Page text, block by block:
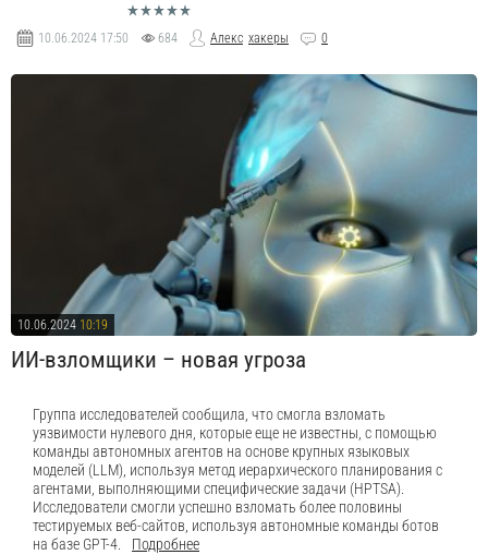
10.06.2024 17:50 684 Алекс хакеры 0
10.06.2024 10:19
ИИ-взломщики – новая угроза
Группа исследователей сообщила, что смогла взломать
уязвимости нулевого дня, которые еще не известны, с помощью
команды автономных агентов на основе крупных языковых
моделей (LLM), используя метод иерархического планирования с
агентами, выполняющими специфические задачи (HPTSA).
Исследователи смогли успешно взломать более половины
тестируемых веб-сайтов, используя автономные команды ботов
на базе GPT-4.
Подробнее